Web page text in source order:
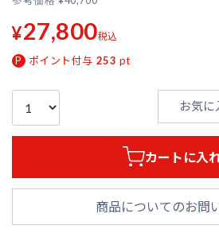
¥27,800税込
ポイント付与 253 pt
お気に
カートに入
商品についてのお問